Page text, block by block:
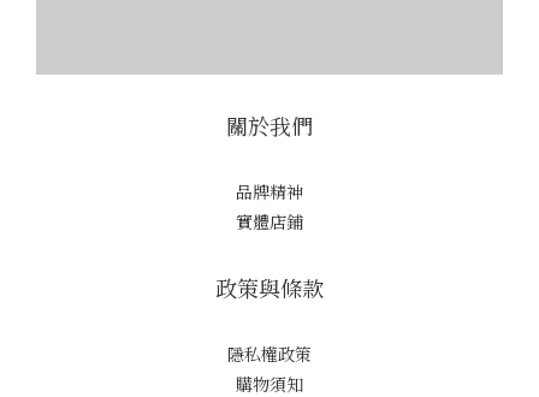
關於我們
品牌精神
實體店鋪
政策與條款
隱私權政策
購物須知